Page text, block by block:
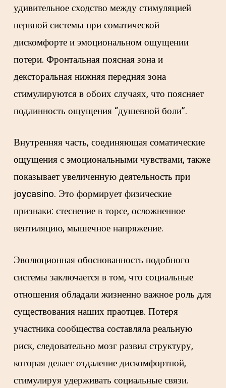
удивительное сходство между стимуляцией
нервной системы при соматической
дискомфорте и эмоциональном ощущении
потери. Фронтальная поясная зона и
дексторальная нижняя передняя зона
стимулируются в обоих случаях, что поясняет
подлинность ощущения “душевной боли”.
Внутренняя часть, соединяющая соматические
ощущения с эмоциональными чувствами, также
показывает увеличенную деятельность при
joycasino. Это формирует физические
признаки: стеснение в торсе, осложненное
вентиляцию, мышечное напряжение.
Эволюционная обоснованность подобного
системы заключается в том, что социальные
отношения обладали жизненно важное роль для
существования наших праотцев. Потеря
участника сообщества составляла реальную
риск, следовательно мозг развил структуру,
которая делает отдаление дискомфортной,
стимулируя удерживать социальные связи.